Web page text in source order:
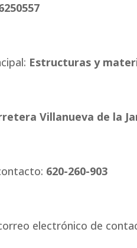
Estructuras y
Villanueva de la
620-260-903
electrónico de